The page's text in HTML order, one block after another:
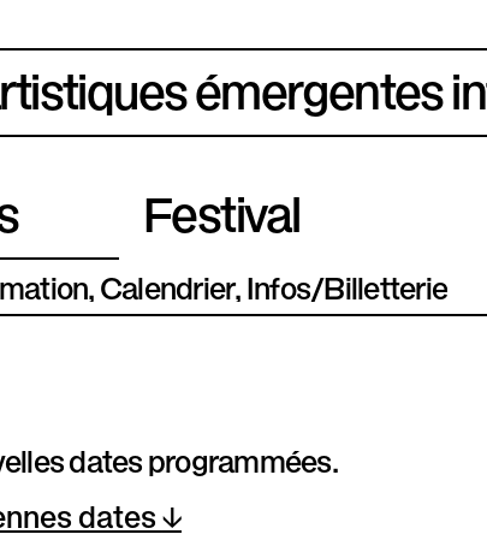
émergentes
Festival
Calendrier Infos/Billetterie
dates programmées.
dates